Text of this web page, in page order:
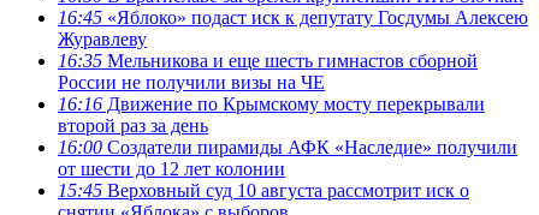
16:45 «Яблоко» подаст иск к депутату Госдумы Алексею
Журавлеву
16:35 Мельникова и еще шесть гимнастов сборной
России не получили визы на ЧЕ
16:16 Движение по Крымскому мосту перекрывали
второй раз за день
16:00 Создатели пирамиды АФК «Наследие» получили
от шести до 12 лет колонии
15:45 Верховный суд 10 августа рассмотрит иск о